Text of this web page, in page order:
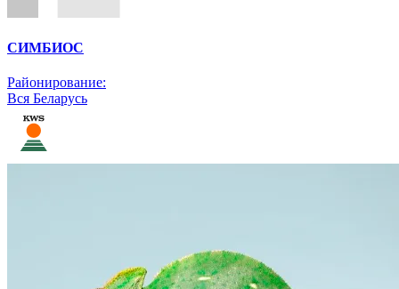
СИМБИОС
Районирование:
Вся Беларусь